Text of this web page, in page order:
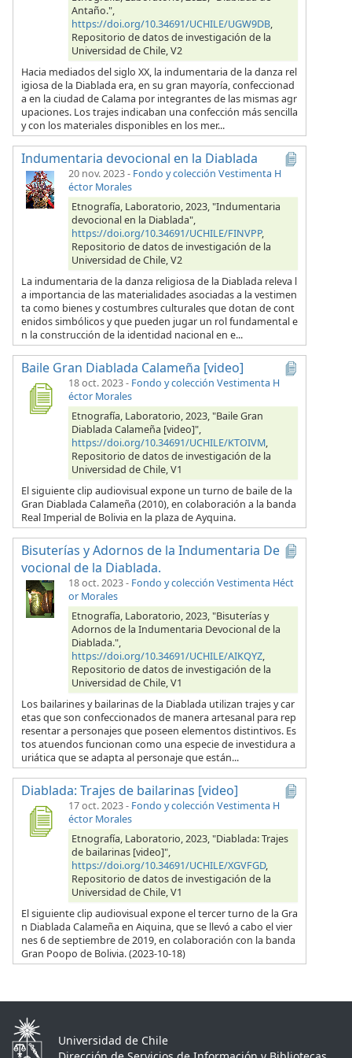
Antaño.",
https://doi.org/10.34691/UCHILE/UGW9DB,
Repositorio de datos de investigación de la
Universidad de Chile, V2
Hacia mediados del siglo XX, la indumentaria de la danza rel
igiosa de la Diablada era, en su gran mayoría, confeccionad
a en la ciudad de Calama por integrantes de las mismas agr
upaciones. Los trajes indicaban una confección más sencilla
y con los materiales disponibles en los mer...
Indumentaria devocional en la Diablada
20 nov. 2023- Fondo y colección Vestimenta H
éctor Morales
Etnografía, Laboratorio, 2023, "Indumentaria
devocional en la Diablada",
https://doi.org/10.34691/UCHILE/FINVPP,
Repositorio de datos de investigación de la
Universidad de Chile, V2
La indumentaria de la danza religiosa de la Diablada releva l
a importancia de las materialidades asociadas a la vestimen
ta como bienes y costumbres culturales que dotan de cont
enidos simbólicos y que pueden jugar un rol fundamental e
n la construcción de la identidad nacional en e...
Baile Gran Diablada Calameña [video]
18 oct. 2023- Fondo y colección Vestimenta H
éctor Morales
Etnografía, Laboratorio, 2023, "Baile Gran
Diablada Calameña [video]",
https://doi.org/10.34691/UCHILE/KTOIVM,
Repositorio de datos de investigación de la
Universidad de Chile, V1
El siguiente clip audiovisual expone un turno de baile de la
Gran Diablada Calameña (2010), en colaboración a la banda
Real Imperial de Bolivia en la plaza de Ayquina.
Bisuterías y Adornos de la Indumentaria De
vocional de la Diablada.
18 oct. 2023- Fondo y colección Vestimenta Héct
or Morales
Etnografía, Laboratorio, 2023, "Bisuterías y
Adornos de la Indumentaria Devocional de la
Diablada.",
https://doi.org/10.34691/UCHILE/AIKQYZ,
Repositorio de datos de investigación de la
Universidad de Chile, V1
Los bailarines y bailarinas de la Diablada utilizan trajes y car
etas que son confeccionados de manera artesanal para rep
resentar a personajes que poseen elementos distintivos. Es
tos atuendos funcionan como una especie de investidura a
uriática que se adapta al personaje que están...
Diablada: Trajes de bailarinas [video]
17 oct. 2023- Fondo y colección Vestimenta H
éctor Morales
Etnografía, Laboratorio, 2023, "Diablada: Trajes
de bailarinas [video]",
https://doi.org/10.34691/UCHILE/XGVFGD,
Repositorio de datos de investigación de la
Universidad de Chile, V1
El siguiente clip audiovisual expone el tercer turno de la Gra
n Diablada Calameña en Aiquina, que se llevó a cabo el vier
nes 6 de septiembre de 2019, en colaboración con la banda
Gran Poopo de Bolivia. (2023-10-18)
Universidad de Chile